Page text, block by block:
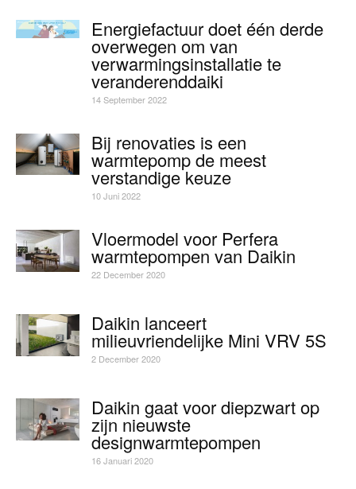
Energiefactuur doet één derde
overwegen om van
verwarmingsinstallatie te
veranderenddaiki
14 September 2022
Bij renovaties is een
warmtepomp de meest
verstandige keuze
10 Juni 2022
Vloermodel voor Perfera
warmtepompen van Daikin
22 December 2020
Daikin lanceert
milieuvriendelijke Mini VRV 5S
2 December 2020
Daikin gaat voor diepzwart op
zijn nieuwste
designwarmtepompen
16 Januari 2020